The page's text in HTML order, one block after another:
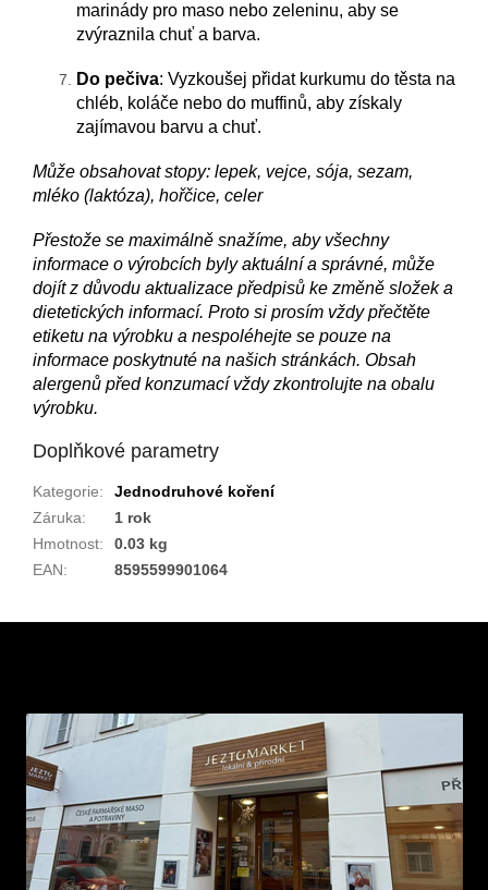
marinády pro maso nebo zeleninu, aby se
zvýraznila chuť a barva.
Do pečiva: Vyzkoušej přidat kurkumu do těsta na
chléb, koláče nebo do muffinů, aby získaly
zajímavou barvu a chuť.
Může obsahovat stopy: lepek, vejce, sója, sezam,
mléko (laktóza), hořčice, celer
Přestože se maximálně snažíme, aby všechny
informace o výrobcích byly aktuální a správné, může
dojít z důvodu aktualizace předpisů ke změně složek a
dietetických informací. Proto si prosím vždy přečtěte
etiketu na výrobku a nespoléhejte se pouze na
informace poskytnuté na našich stránkách. Obsah
alergenů před konzumací vždy zkontrolujte na obalu
výrobku.
Doplňkové parametry
Kategorie:
Jednodruhové koření
Záruka:
1 rok
Hmotnost:
0.03 kg
EAN: 8595599901064